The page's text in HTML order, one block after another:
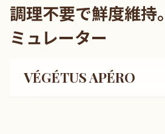
調理不要で鮮度維
ミュレーター
VÉGÉTUS APÉRO